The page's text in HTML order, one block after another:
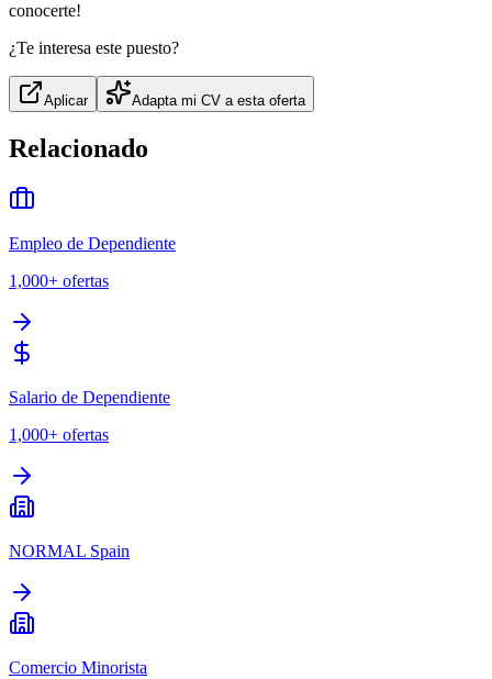
conocerte!
¿Te interesa este puesto?
Aplicar Adapta mi CV a esta oferta
Relacionado
Empleo de Dependiente
1,000+ ofertas
Salario de Dependiente
1,000+ ofertas
NORMAL Spain
Comercio Minorista